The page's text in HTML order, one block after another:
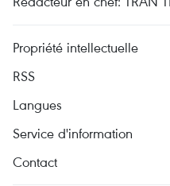
Propriété intellectuelle
RSS
Langues
Service d'information
Contact